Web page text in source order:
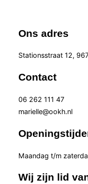
Ons adres
Stationsstraat 12,
Contact
06 262 111 47
marielle@ookh.nl
Maandag t/m
Wij zijn lid